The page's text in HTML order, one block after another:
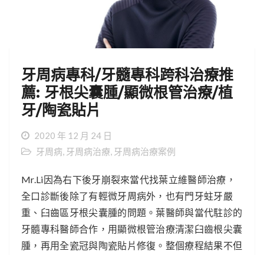
牙周病專科/牙髓專科跨科治療推
薦: 牙根尖囊腫/顯微根管治療/植
牙/陶瓷貼片
2020 年 12 月 24 日
牙周病, 牙周病治療, 牙周病治療案例
Mr.Li因為右下後牙崩裂來當代找葉立維醫師治療，
全口診斷後除了有輕微牙周病外，也有門牙蛀牙嚴
重、臼齒區牙根尖囊腫的問題。葉醫師與當代駐診的
牙髓專科醫師合作，用顯微根管治療清潔臼齒根尖囊
腫，再用全瓷冠與陶瓷貼片修復。整個療程結果不但